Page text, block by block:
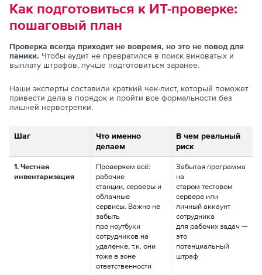
Как подготовиться к ИТ-проверке:
пошаговый план
Проверка всегда приходит не вовремя, но это не повод для
паники. Чтобы аудит не превратился в поиск виноватых и
выплату штрафов, лучше подготовиться заранее.
Наши эксперты составили краткий чек-лист, который поможет
привести дела в порядок и пройти все формальности без
лишней нервотрепки.
Шаг
Что именно
делаем
В чем реальный
риск
1. Честная
инвентаризация
Проверяем всё:
рабочие
станции, серверы и
облачные
сервисы. Важно не
забыть
про ноутбуки
сотрудников на
удаленке, т.к. они
тоже в зоне
ответственности
Забытая программа
на
старом тестовом
сервере или
личный аккаунт
сотрудника
для рабочих задач —
это
потенциальный
штраф